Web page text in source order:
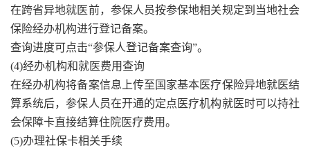
在跨省异地就医前，参保人员按参保地相关规定到当地社会
保险经办机构进行登记备案。
查询进度可点击“参保人登记备案查询”。
(4)经办机构和就医费用查询
在经办机构将备案信息上传至国家基本医疗保险异地就医结
算系统后，参保人员在开通的定点医疗机构就医时可以持社
会保障卡直接结算住院医疗费用。
(5)办理社保卡相关手续